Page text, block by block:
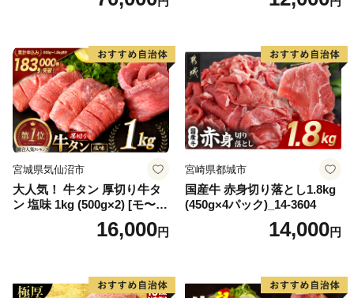
肉 ジューシー ヘルシー】(H0
宮城県気仙沼市
大人気！ 牛タン 厚切り牛タ
ン 塩味 1kg (500g×2) [モ〜ラ
ンド 宮城県 気仙沼市 205646
60] 肉 牛肉 精肉 牛たん 牛タ
厚切り タン
16,000円
宮崎県都城市
国産牛 赤身切り落とし1.8kg
(450g×4パック)_14-3604
14,000円